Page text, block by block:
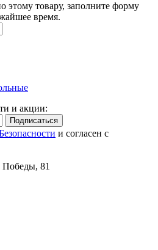
этому товару, заполните форму
время.
и акции:
Подписаться
и согласен с
Победы, 81